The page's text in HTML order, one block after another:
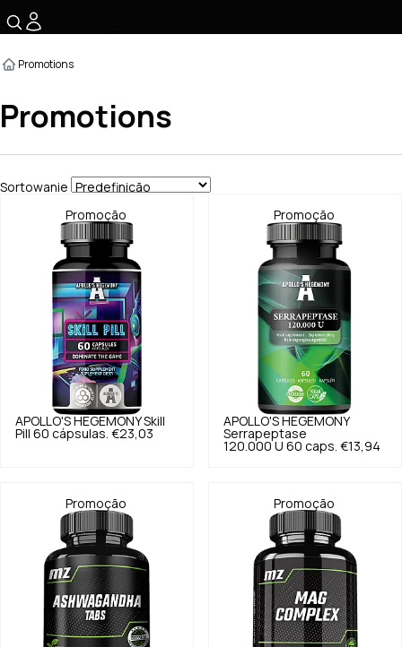
Promotions
Promotions
Sortowanie
Promoção
APOLLO'S HEGEMONY Skill
Pill 60 cápsulas. €23,03
Promoção
APOLLO'S HEGEMONY
Serrapeptase
120.000 U 60 caps. €13,94
Promoção Promoção